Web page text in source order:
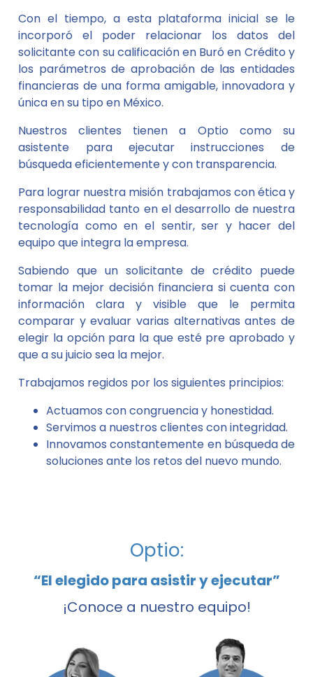
Con el tiempo, a esta plataforma inicial se le
incorporó el poder relacionar los datos del
solicitante con su calificación en Buró en Crédito y
los parámetros de aprobación de las entidades
financieras de una forma amigable, innovadora y
única en su tipo en México.
Nuestros clientes tienen a Optio como su
asistente para ejecutar instrucciones de
búsqueda eficientemente y con transparencia.
Para lograr nuestra misión trabajamos con ética y
responsabilidad tanto en el desarrollo de nuestra
tecnología como en el sentir, ser y hacer del
equipo que integra la empresa.
Sabiendo que un solicitante de crédito puede
tomar la mejor decisión financiera si cuenta con
información clara y visible que le permita
comparar y evaluar varias alternativas antes de
elegir la opción para la que esté pre aprobado y
que a su juicio sea la mejor.
Trabajamos regidos por los siguientes principios:
Actuamos con congruencia y honestidad.
Servimos a nuestros clientes con integridad.
Innovamos constantemente en búsqueda de
soluciones ante los retos del nuevo mundo.
Optio:
“El elegido para asistir y ejecutar”
¡Conoce a nuestro equipo!